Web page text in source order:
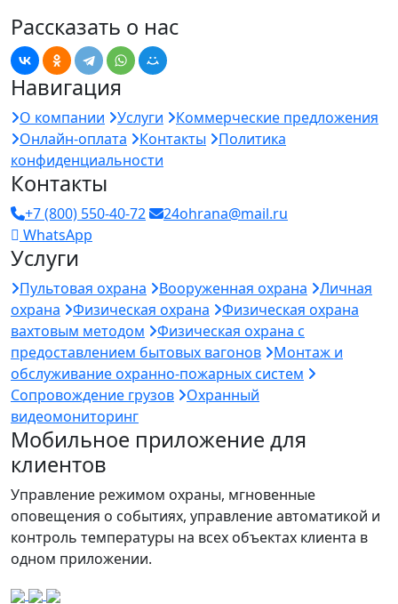
Рассказать о нас
Навигация
О компании Услуги
Коммерческие предложения
Онлайн-оплата
Контакты
Политика
конфиденциальности
Контакты
+7 (800) 550-40-72
24ohrana@mail.ru
WhatsApp
Услуги
Пультовая охрана Вооруженная охрана
Личная
охрана
Физическая охрана
Физическая охрана
вахтовым методом
Физическая охрана с
предоставлением бытовых вагонов
Монтаж и
обслуживание охранно-пожарных систем
Сопровождение грузов
Охранный
видеомониторинг
Мобильное приложение для
клиентов
Управление режимом охраны, мгновенные
оповещения о событиях, управление автоматикой и
контроль температуры на всех объектах клиента в
одном приложении.